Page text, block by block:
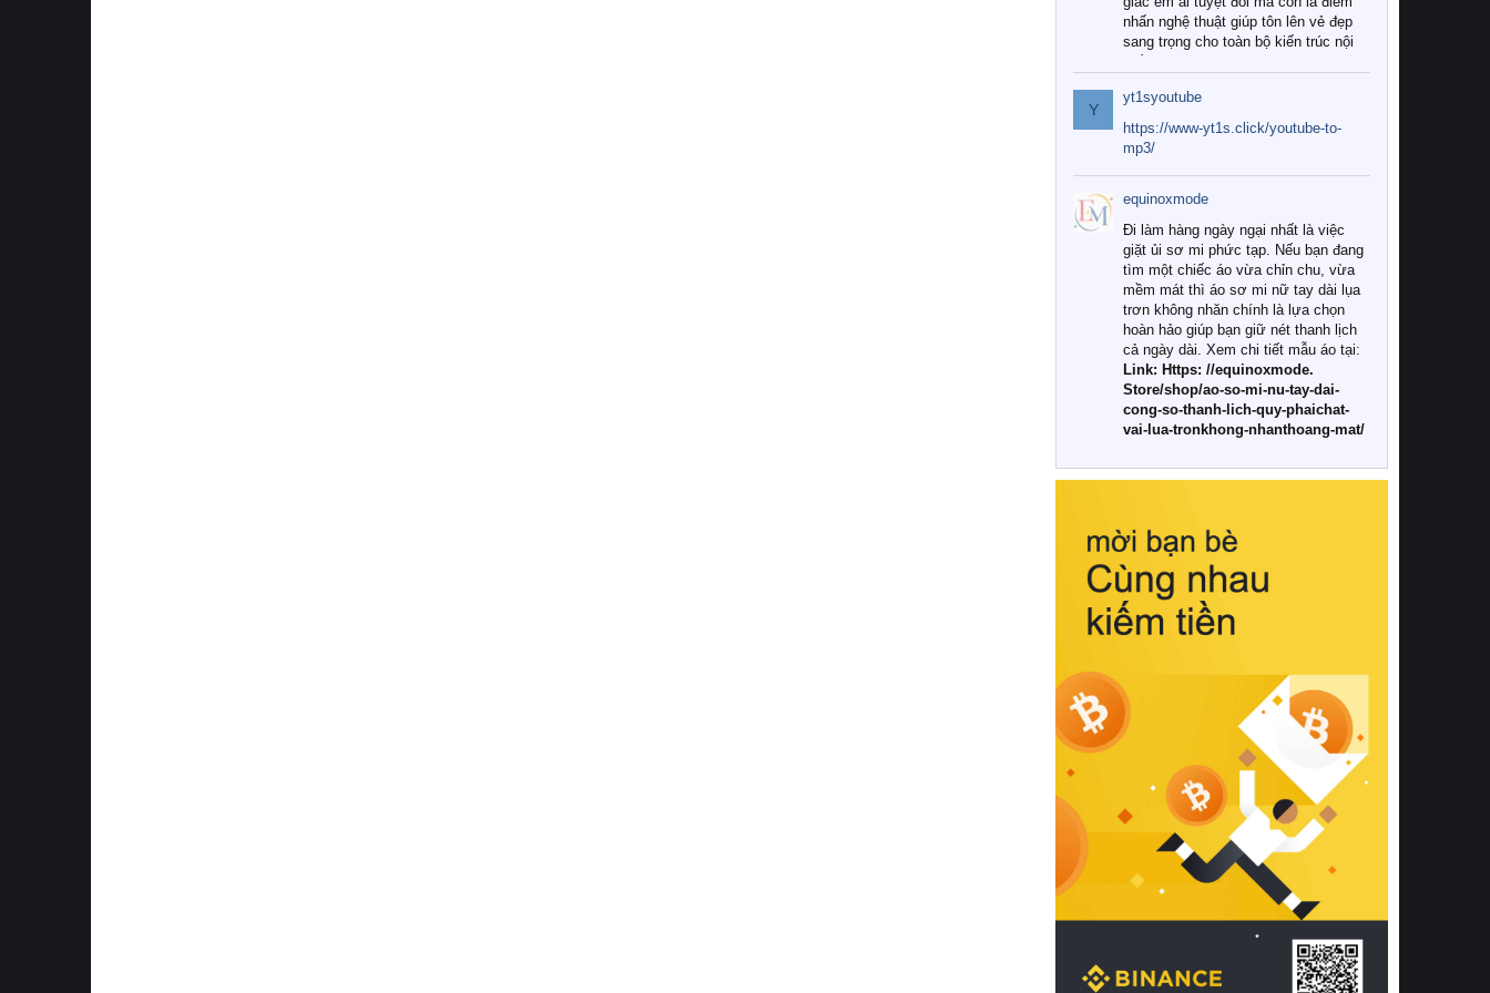
nhấn nghệ thuật giúp tôn lên vẻ đẹp
sang trọng cho toàn bộ kiến trúc nội
Tuy nhiên, giữa thị trường đa dạng
với vô vàn thương hiệu và mẫu mã
như hiện nay, làm thế nào để chọn
được những bộ chăn ga gối đệm cao
cấp thực sự chất lượng, phù hợp với
khí hậu và nhu cầu sử dụng của gia
đình? Hãy cùng chúng tôi đi tìm lời
giải đáp chi tiết qua bài viết dưới đây.
1. Tại sao các gia đình hiện đại lại ưa
chuộng chăn ga gối đệm cao cấp?
Khác với các dòng sản phẩm thông
thường, những bộ chăn ga gối đệm
cao cấp trải qua quy trình sản xuất
nghiêm ngặt từ khâu chọn lọc nguyên
liệu tự nhiên đến công nghệ dệt
nhuộm hiện đại không chứa hóa chất
này, bạn sẽ cảm nhận rõ rệt sự khác
hồi chuẩn xác của phần đệm nâng đỡ
cột sống.
Bên cạnh đó, việc lựa chọn các dòng
sản phẩm đạt chuẩn chất lượng quốc
tế còn giúp ngăn ngừa tình trạng kích
khuẩn và nấm mốc trong điều kiện
thời tiết nóng ẩm. Bạn có thể tìm hiểu
thêm các nghiên cứu khoa học về tác
động của giấc ngủ và môi trường
phòng ngủ đối với sức khỏe con
người tại Sleep Foundation (External
Link) để có cái nhìn toàn diện hơn.
2. Các tiêu chí vàng khi lựa chọn
chăn ga gối đệm cao cấp cho phòng
ngủ
Để sở hữu một bộ chăn ga gối đệm
cao cấp hoàn hảo cả về thẩm mỹ lẫn
công năng, người tiêu dùng cần cân
nhắc kỹ lưỡng các tiêu chí quan trọng
Y
yt1syoutube
https://www-yt1s.click/youtube-to-
mp3/
equinoxmode
Đi làm hàng ngày ngại nhất là việc
giặt ủi sơ mi phức tạp. Nếu bạn đang
tìm một chiếc áo vừa chỉn chu, vừa
mềm mát thì áo sơ mi nữ tay dài lụa
trơn không nhăn chính là lựa chọn
hoàn hảo giúp bạn giữ nét thanh lịch
cả ngày dài. Xem chi tiết mẫu áo tại:
Link: Https: //equinoxmode.
Store/shop/ao-so-mi-nu-tay-dai-
cong-so-thanh-lich-quy-phaichat-
vai-lua-tronkhong-nhanthoang-mat/